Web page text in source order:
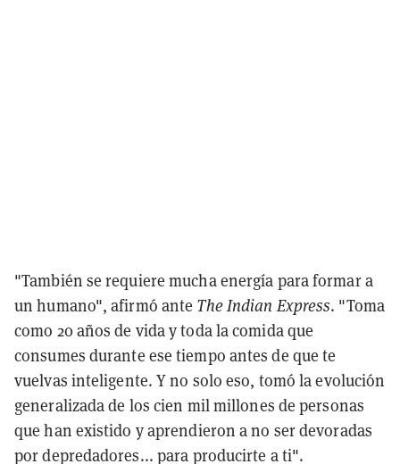
"También se requiere mucha energía para formar a
un humano", afirmó ante The Indian Express. "Toma
como 20 años de vida y toda la comida que
consumes durante ese tiempo antes de que te
vuelvas inteligente. Y no solo eso, tomó la evolución
generalizada de los cien mil millones de personas
que han existido y aprendieron a no ser devoradas
por depredadores... para producirte a ti".